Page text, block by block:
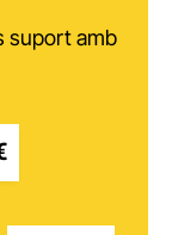
suport amb